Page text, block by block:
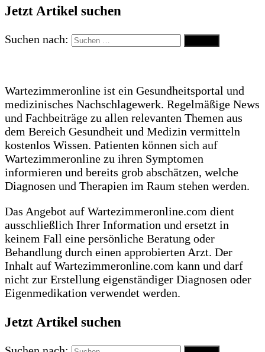
Jetzt Artikel suchen
Suchen nach:
Wartezimmeronline ist ein Gesundheitsportal und
medizinisches Nachschlagewerk. Regelmäßige News
und Fachbeiträge zu allen relevanten Themen aus
dem Bereich Gesundheit und Medizin vermitteln
kostenlos Wissen. Patienten können sich auf
Wartezimmeronline zu ihren Symptomen
informieren und bereits grob abschätzen, welche
Diagnosen und Therapien im Raum stehen werden.
Das Angebot auf Wartezimmeronline.com dient
ausschließlich Ihrer Information und ersetzt in
keinem Fall eine persönliche Beratung oder
Behandlung durch einen approbierten Arzt. Der
Inhalt auf Wartezimmeronline.com kann und darf
nicht zur Erstellung eigenständiger Diagnosen oder
Eigenmedikation verwendet werden.
Jetzt Artikel suchen